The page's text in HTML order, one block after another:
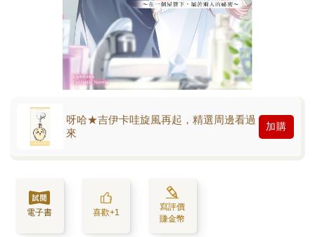
呀哈★吉伊卡哇旋風再起，精選周邊看過
來
加購
電子書 喜歡+1
寫評價
賺金幣